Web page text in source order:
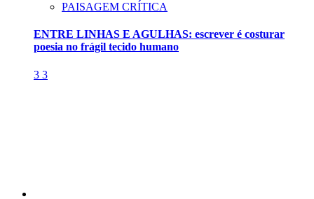
PAISAGEM CRÍTICA
ENTRE LINHAS E AGULHAS: escrever é costurar
poesia no frágil tecido humano
3 3